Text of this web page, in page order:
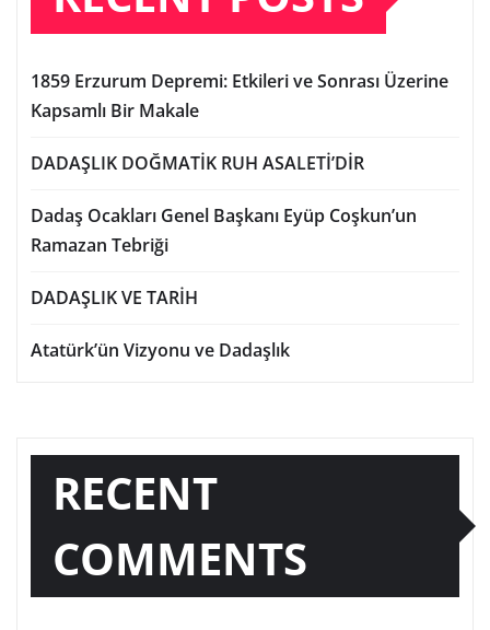
1859 Erzurum Depremi: Etkileri ve Sonrası Üzerine
Kapsamlı Bir Makale
DADAŞLIK DOĞMATİK RUH ASALETİ’DİR
Dadaş Ocakları Genel Başkanı Eyüp Coşkun’un
Ramazan Tebriği
DADAŞLIK VE TARİH
Atatürk’ün Vizyonu ve Dadaşlık
RECENT
COMMENTS